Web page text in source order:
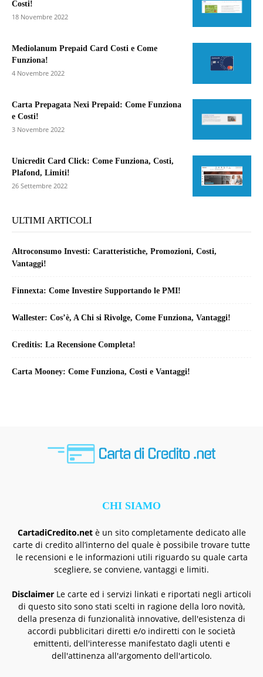
Costi!
18 Novembre 2022
Mediolanum Prepaid Card Costi e Come
Funziona!
4 Novembre 2022
Carta Prepagata Nexi Prepaid: Come Funziona
e Costi!
3 Novembre 2022
Unicredit Card Click: Come Funziona, Costi,
Plafond, Limiti!
26 Settembre 2022
ULTIMI ARTICOLI
Altroconsumo Investi: Caratteristiche, Promozioni, Costi,
Vantaggi!
Finnexta: Come Investire Supportando le PMI!
Wallester: Cos’è, A Chi si Rivolge, Come Funziona, Vantaggi!
Creditis: La Recensione Completa!
Carta Mooney: Come Funziona, Costi e Vantaggi!
CHI SIAMO
CartadiCredito.netè un sito completamente dedicato alle
carte di credito all’interno del quale è possibile trovare tutte
le recensioni e le informazioni utili riguardo su quale carta
scegliere, se conviene, vantaggi e limiti.
Disclaimer Le carte ed i servizi linkati e riportati negli articoli
di questo sito sono stati scelti in ragione della loro novità,
della presenza di funzionalità innovative, dell'esistenza di
accordi pubblicitari diretti e/o indiretti con le società
emittenti, dell'interesse manifestato dagli utenti e
dell'attinenza all'argomento dell'articolo.